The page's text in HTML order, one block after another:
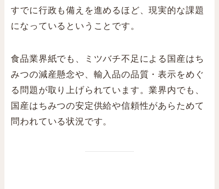
すでに行政も備えを進めるほど、現実的な課題
になっているということです。
食品業界紙でも、ミツバチ不足による国産はち
みつの減産懸念や、輸入品の品質・表示をめぐ
る問題が取り上げられています。業界内でも、
国産はちみつの安定供給や信頼性があらためて
問われている状況です。